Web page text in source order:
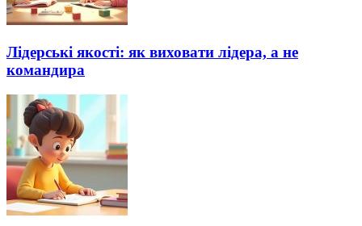
Лідерські якості: як виховати лідера, а не
командира